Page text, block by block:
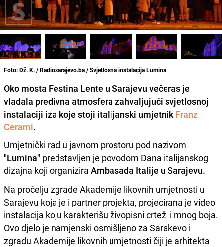
Foto: Dž. K. / Radiosarajevo.ba / Svjetlosna instalacija Lumina
Oko mosta Festina Lente u Sarajevu večeras je
vladala predivna atmosfera zahvaljujući svjetlosnoj
instalaciji iza koje stoji italijanski umjetnikFranz
Cerami.
Umjetnički rad u javnom prostoru pod nazivom
"Lumina" predstavljen je povodom Dana italijanskog
dizajna koji organizira Ambasada Italije u Sarajevu.
Na pročelju zgrade Akademije likovnih umjetnosti u
Sarajevu koja je i partner projekta, projecirana je video
instalacija koju karakterišu živopisni crteži i mnog boja.
Ovo djelo je namjenski osmišljeno za Sarakevo i
zgradu Akademije likovnih umjetnosti čiji je arhitekta